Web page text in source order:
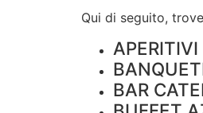
Qui di seguito,
BAR